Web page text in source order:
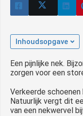
Inhoudsopgave
Een pijnlijke nek.
zorgen voor een
Verkeerde schoenen
Natuurlijk vergt dit
van een nekwervel